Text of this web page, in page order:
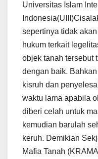
Universitas Islam
sepertinya tidak
hukum terkait
objek tanah tersebut
dengan baik.
kisruh dan
waktu lama apabila
diberi celah untuk
kemudian barulah
keruh. Demikian
Mafia Tanah